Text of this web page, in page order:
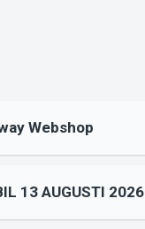
Webshop
13 AUGUSTI 2026